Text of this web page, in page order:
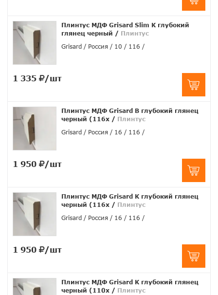
Плинтус МДФ Grisard Slim K глубокий
глянец черный / Плинтус
Grisard
Россия 10 116
1 335 /шт
Плинтус МДФ Grisard B глубокий глянец
черный (116x / Плинтус
Grisard
Россия 16 116
1 950 /шт
Плинтус МДФ Grisard K глубокий глянец
черный (116x / Плинтус
Grisard
Россия 16 116
1 950 /шт
Плинтус МДФ Grisard K глубокий глянец
черный (110x / Плинтус